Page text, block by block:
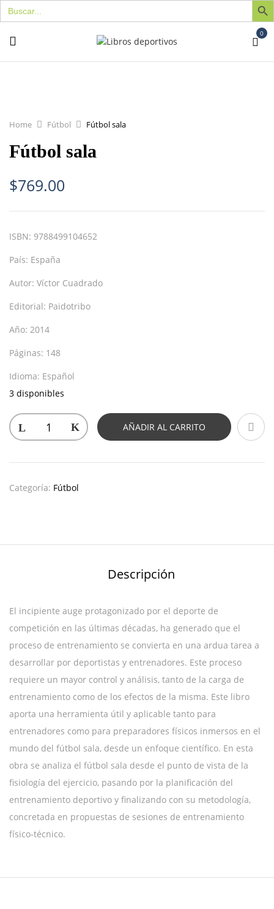
Buscar:
0
Home Fútbol Fútbol sala
Fútbol sala
$769.00
ISBN: 9788499104652
País: España
Autor: Víctor Cuadrado
Editorial: Paidotribo
Año: 2014
Páginas: 148
Idioma: Español
3 disponibles
AÑADIR AL CARRITO
Categoría: Fútbol
Descripción
El incipiente auge protagonizado por el deporte de
competición en las últimas décadas, ha generado que el
proceso de entrenamiento se convierta en una ardua tarea a
desarrollar por deportistas y entrenadores. Este proceso
requiere un mayor control y análisis, tanto de la carga de
entrenamiento como de los efectos de la misma. Este libro
aporta una herramienta útil y aplicable tanto para
entrenadores como para preparadores físicos inmersos en el
mundo del fútbol sala, desde un enfoque científico. En esta
obra se analiza el fútbol sala desde el punto de vista de la
fisiología del ejercicio, pasando por la planificación del
entrenamiento deportivo y finalizando con su metodología,
concretada en propuestas de sesiones de entrenamiento
físico-técnico.